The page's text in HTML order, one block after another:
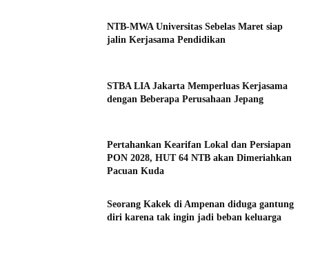
NTB-MWA Universitas Sebelas Maret siap
jalin Kerjasama Pendidikan
STBA LIA Jakarta Memperluas Kerjasama
dengan Beberapa Perusahaan Jepang
Pertahankan Kearifan Lokal dan Persiapan
PON 2028, HUT 64 NTB akan Dimeriahkan
Pacuan Kuda
Seorang Kakek di Ampenan diduga gantung
diri karena tak ingin jadi beban keluarga